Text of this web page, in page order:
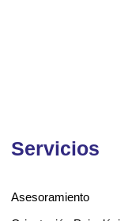
Servicios
Asesoramiento